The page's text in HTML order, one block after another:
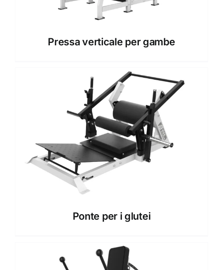
Pressa verticale per gambe
Ponte per i glutei